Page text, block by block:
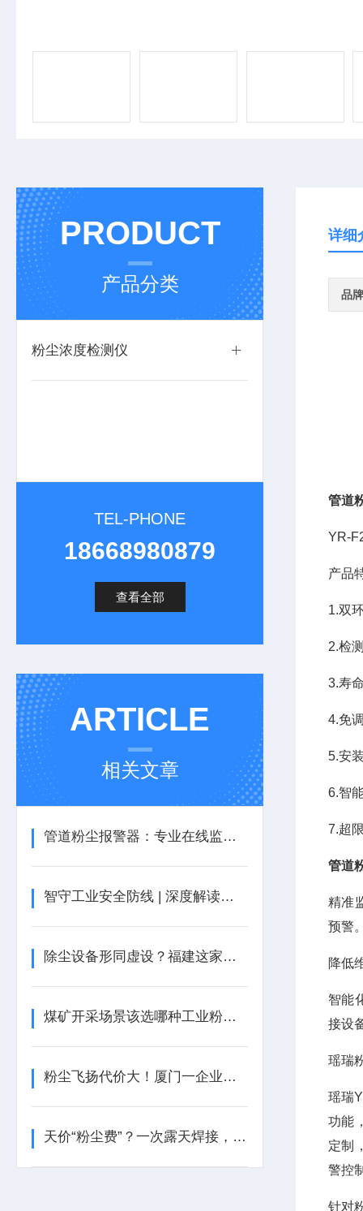
PRODUCT
产品分类
粉尘浓度检测仪
TEL-PHONE
18668980879
查看全部
ARTICLE
相关文章
管道粉尘报警器：专业在线监测安全防控设备
智守工业安全防线 | 深度解读工业粉尘报警器，瑶安电子 YRF100A 领跑行业新赛道
除尘设备形同虚设？福建这家公司因粉尘罚单！
煤矿开采场景该选哪种工业粉尘检测仪？
粉尘飞扬代价大！厦门一企业被罚
天价“粉尘费”？一次露天焊接，让北京一工地付出惨痛代价
详细
品牌
管道
YR-
产品
1.双
2.检
3.寿
4.免
5.安
6.智
7.超
管道
精准
预警
降低
智能
接设
瑶瑞
瑶瑞
功能
定制
警控
针对